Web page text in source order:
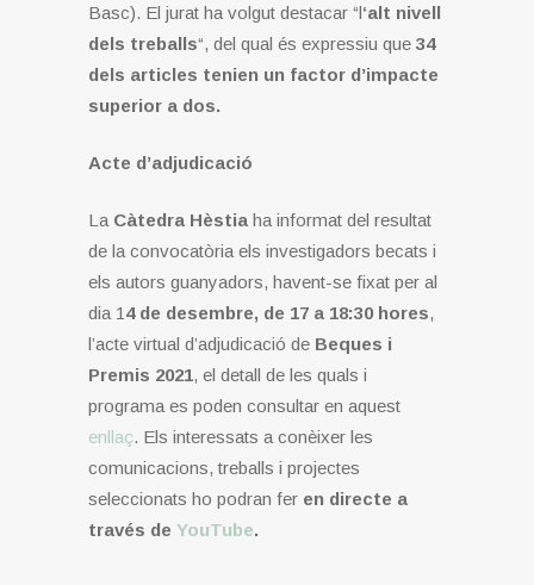
Basc). El jurat ha volgut destacar “l‘alt nivell
dels treballs“, del qual és expressiu que 34
dels articles tenien un factor d’impacte
superior a dos.
Acte d’adjudicació
La Càtedra Hèstia ha informat del resultat
de la convocatòria els investigadors becats i
els autors guanyadors, havent-se fixat per al
dia 1 4 de desembre, de 17 a 18:30 hores,
l’acte virtual d’adjudicació de Beques i
Premis 2021, el detall de les quals i
programa es poden consultar en aquest
enllaç. Els interessats a conèixer les
comunicacions, treballs i projectes
seleccionats ho podran fer en directe a
través de YouTube.